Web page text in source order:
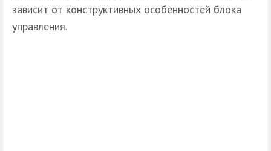
зависит от конструктивных особенностей блока
управления.